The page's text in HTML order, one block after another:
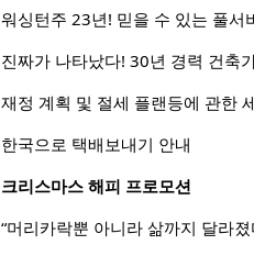
워싱턴주 23년! 믿을 수 있는 풀서
진짜가 나타났다! 30년 경력 건축
재정 계획 및 절세 플랜등에 관한
한국으로 택배보내기 안내
크리스마스 해피 프로모션
“머리카락뿐 아니라 삶까지 달라